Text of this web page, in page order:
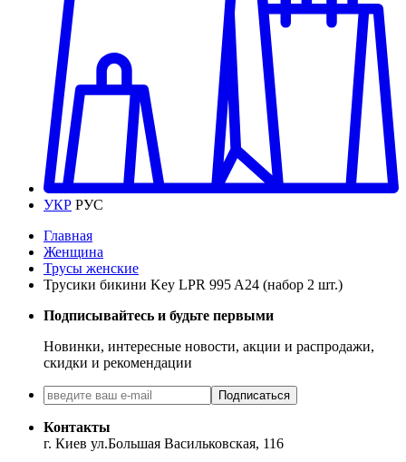
УКР РУС
Главная
Женщина
Трусы женские
Трусики бикини Key LPR 995 A24 (набор 2 шт.)
Подписывайтесь и будьте первыми
Новинки, интересные новости, акции и распродажи,
скидки и рекомендации
Подписаться
Контакты
г. Киев ул.Большая Васильковская, 116